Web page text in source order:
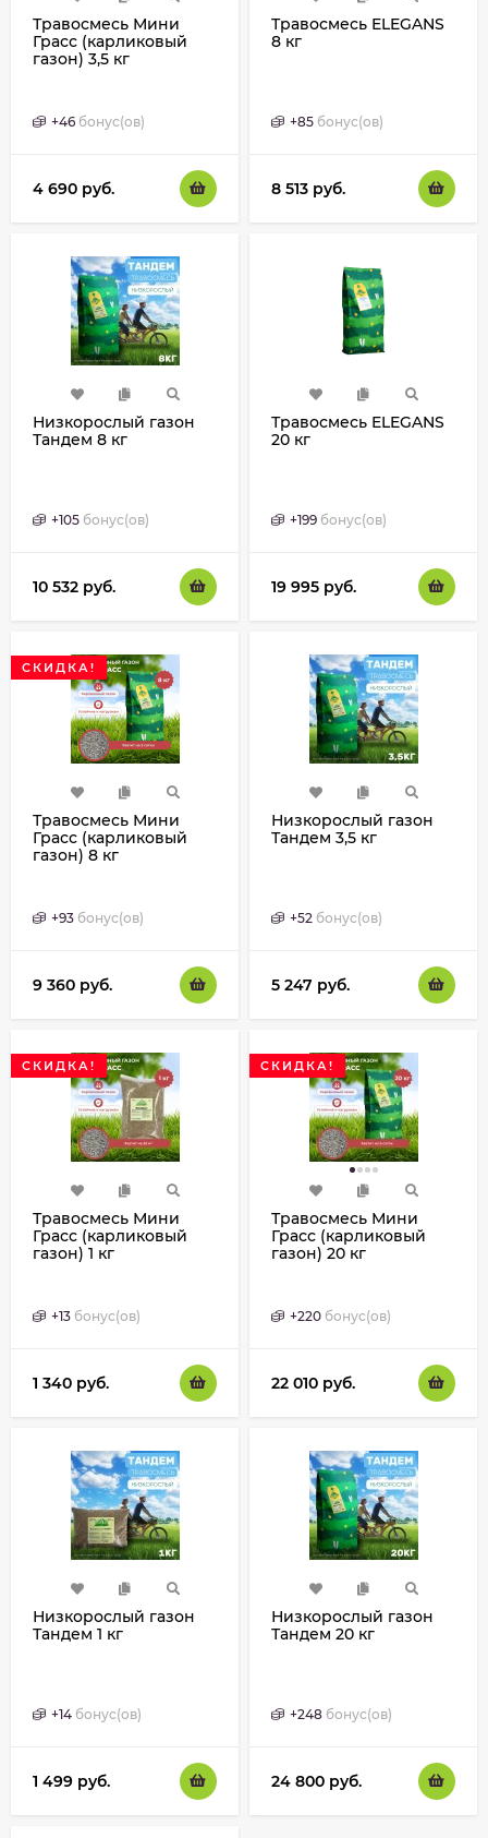
Травосмесь Мини
Грасс (карликовый
газон) 3,5 кг
+46 бонус(ов)
4 690 руб.
Травосмесь ELEGANS
8 кг
+85 бонус(ов)
8 513 руб.
Низкорослый газон
Тандем 8 кг
+105 бонус(ов)
10 532 руб.
Травосмесь ELEGANS
20 кг
+199 бонус(ов)
19 995 руб.
СКИДКА!
Травосмесь Мини
Грасс (карликовый
газон) 8 кг
+93 бонус(ов)
9 360 руб.
Низкорослый газон
Тандем 3,5 кг
+52 бонус(ов)
5 247 руб.
СКИДКА!
Травосмесь Мини
Грасс (карликовый
газон) 1 кг
+13 бонус(ов)
1 340 руб.
СКИДКА!
Травосмесь Мини
Грасс (карликовый
газон) 20 кг
+220 бонус(ов)
22 010 руб.
Низкорослый газон
Тандем 1 кг
+14 бонус(ов)
1 499 руб.
Низкорослый газон
Тандем 20 кг
+248 бонус(ов)
24 800 руб.